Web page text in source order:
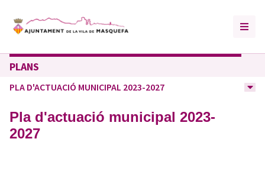
PLANS
PLA D'ACTUACIÓ MUNICIPAL 2023-2027
Pla d'actuació municipal 2023-
2027